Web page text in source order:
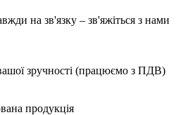
на зв'язку – зв'яжіться з нами
зручності (працюємо з ПДВ)
продукція